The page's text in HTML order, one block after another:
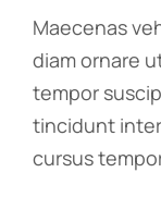
Maecenas
diam ornare
tempor
tincidunt
cursus